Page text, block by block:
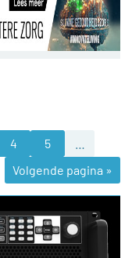
4 5
Volgende pagina »